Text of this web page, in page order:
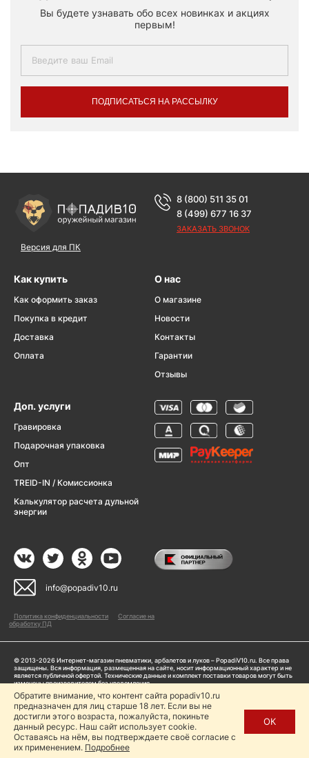
Вы будете узнавать обо всех новинках и акциях
первым!
ПОДПИСАТЬСЯ НА РАССЫЛКУ
Версия для ПК
8 (800) 511 35 01
8 (499) 677 16 37
ЗАКАЗАТЬ ЗВОНОК
Как купить
Как оформить заказ
Покупка в кредит
Доставка
Оплата
О нас
О магазине
Новости
Контакты
Гарантии
Отзывы
Доп. услуги
Гравировка
Подарочная упаковка
Опт
TREID-IN / Комиссионка
Калькулятор расчета дульной
энергии
info@popadiv10.ru
Политика конфиденциальности
Согласие на
обработку ПД
© 2013-2026 Интернет-магазин пневматики, арбалетов и луков – PopadiV10.ru. Все права
защищены. Вся информация, размещенная на сайте, носит информационный характер и не
является публичной офертой. Технические данные и комплект поставки товаров могут быть
изменены производителем без уведомления
Пользуясь сайтом Popadiv10.ru, пользователь автоматически соглашается с условиями,
прописанными в
Политике конфиденциальности
Копирование любой информации (тексты, фото, видео и др.) с сайта Popadiv10 запрещено,
за исключением наличия письменного согласия администрации сайта Popadiv10.
Обратите внимание, что контент сайта popadiv10.ru
предназначен для лиц старше 18 лет. Если вы не
достигли этого возраста, пожалуйста, покиньте
данный ресурс. Наш сайт использует cookie.
Оставаясь на нём, вы подтверждаете своё согласие с
их применением. Подробнее
ОК